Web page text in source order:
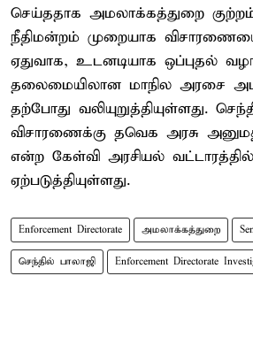
செய்ததாக அமலாக்கத்துறை குற்றம்
நீதிமன்றம் முறையாக
ஏதுவாக, உடனடியாக ஒப்புதல்
தலைமையிலான மாநில அரசை
தற்போது வலியுறுத்தியுள்ளது.
விசாரணைக்கு தவெக அரசு
என்ற கேள்வி அரசியல்
ஏற்படுத்தியுள்ளது.
Enforcement Directorate அமலாக்கத்துறை
செந்தில் பாலாஜி Enforcement Directorate